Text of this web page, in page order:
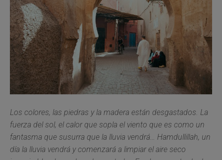
Los colores, las piedras y la madera están desgastados. La
fuerza del sol, el calor que sopla el viento que es como un
fantasma que susurra que la lluvia vendrá… Hamdullillah, un
día la lluvia vendrá y comenzará a limpiar el aire seco